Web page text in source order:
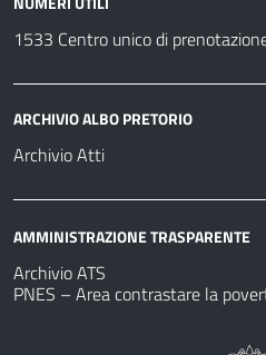
1533 Centro unico di
ARCHIVIO ALBO PRETORIO
Archivio Atti
AMMINISTRAZIONE TRASPARENTE
Archivio ATS
PNES – Area contrastare la